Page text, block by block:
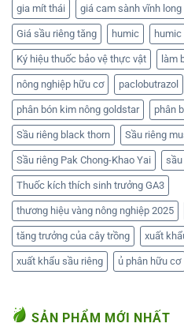
gia mít thái giá cam sành vĩnh long
Giá sầu riêng tăng humic humic
Ký hiệu thuốc bảo vệ thực vật làm
nông nghiệp hữu cơ paclobutrazol
phân bón kim nông goldstar phân
Sầu riêng black thorn Sầu riêng
Sầu riêng Pak Chong-Khao Yai sầu
Thuốc kích thích sinh trưởng GA3
thương hiệu vàng nông nghiệp 2025
tăng trưởng của cây trồng xuất
xuất khẩu sầu riêng ủ phân hữu cơ
SẢN PHẨM MỚI NHẤT